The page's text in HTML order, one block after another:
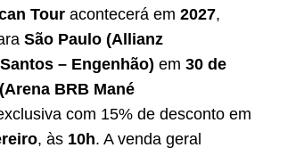
Tour acontecerá em 2027,
São Paulo (Allianz
– Engenhão) em 30 de
BRB Mané
com 15% de desconto em
, às 10h. A venda geral